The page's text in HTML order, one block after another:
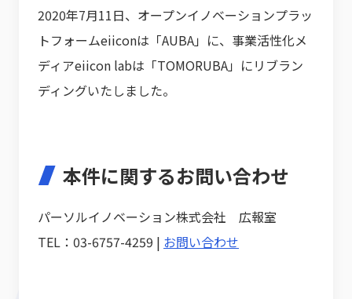
2020年7月11日、オープンイノベーションプラッ
トフォームeiiconは「AUBA」に、事業活性化メ
ディアeiicon labは「TOMORUBA」にリブラン
ディングいたしました。
本件に関するお問い合わせ
パーソルイノベーション株式会社 広報室
TEL：03-6757-4259 | お問い合わせ